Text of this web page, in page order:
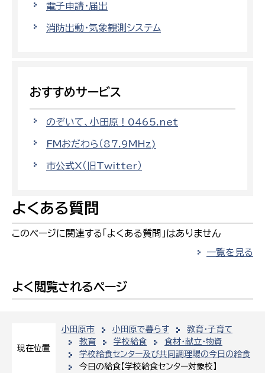
現在位置
小田原市 小田原で暮らす
教育・子育て
教育
学校給食
食材・献立・物資
学校給食センター及び共同調理場の今日の給食
今日の給食【学校給食センター対象校】
電子申請・届出
消防出動・気象観測システム
おすすめサービス
のぞいて、小田原！0465.net
FMおだわら（87.9MHz)
市公式X（旧Twitter）
よくある質問
このページに関連する「よくある質問」はありません
一覧を見る
よく閲覧されるページ